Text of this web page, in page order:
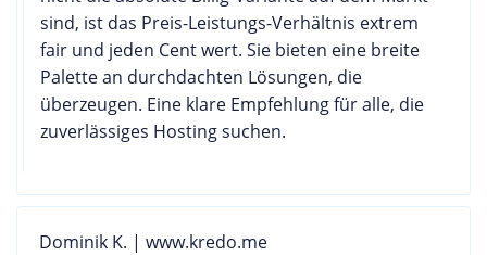
sind, ist das Preis-Leistungs-Verhältnis extrem
fair und jeden Cent wert. Sie bieten eine breite
Palette an durchdachten Lösungen, die
überzeugen. Eine klare Empfehlung für alle, die
zuverlässiges Hosting suchen.
Dominik K. | www.kredo.me